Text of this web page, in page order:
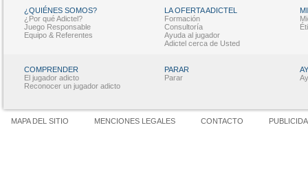
¿QUIÉNES SOMOS?
¿Por qué Adictel?
Juego Responsable
Equipo & Referentes
LA OFERTA ADICTEL
Formación
Consultoría
Ayuda al jugador
Adictel cerca de Usted
COMPRENDER
El jugador adicto
Reconocer un jugador adicto
PARAR
Parar
MAPA DEL SITIO MENCIONES LEGALES CONTACTO